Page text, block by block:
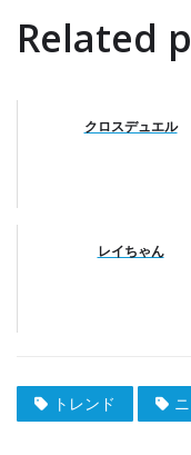
Related
クロスデュエル
レイちゃん
トレンド